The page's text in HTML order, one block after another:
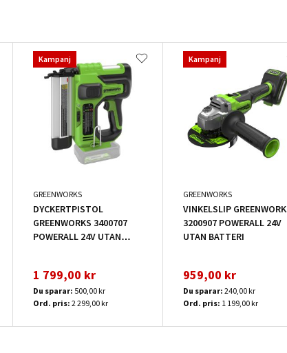
Kampanj
GREENWORKS
DYCKERTPISTOL
GREENWORKS 3400707
POWERALL 24V UTAN
1 799,00 kr
Du sparar: 500,00 kr
Ord. pris: 2 299,00 kr
Kampanj
GREENWORKS
VINKELSLIP
3200907 POWERALL 24V
UTAN BATTERI
959,00 kr
Du sparar: 240,00 kr
Ord. pris: 1 199,00 kr